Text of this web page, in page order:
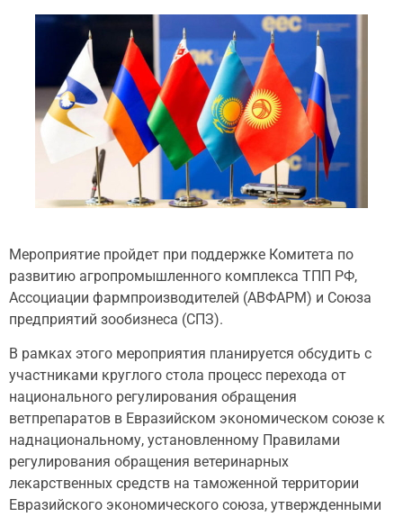
Мероприятие пройдет при поддержке Комитета по
развитию агропромышленного комплекса ТПП РФ,
Ассоциации фармпроизводителей (АВФАРМ) и Союза
предприятий зообизнеса (СПЗ).
В рамках этого мероприятия планируется обсудить с
участниками круглого стола процесс перехода от
национального регулирования обращения
ветпрепаратов в Евразийском экономическом союзе к
наднациональному, установленному Правилами
регулирования обращения ветеринарных
лекарственных средств на таможенной территории
Евразийского экономического союза, утвержденными